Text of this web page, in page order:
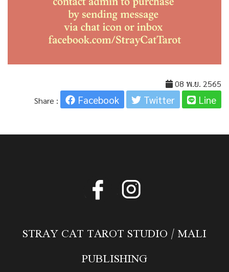
08 พ.ย. 2565
Share :
Facebook Twitter Line
STRAY CAT TAROT STUDIO / MALI
PUBLISHING